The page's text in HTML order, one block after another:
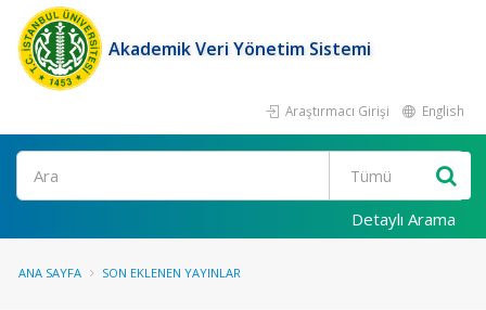
Akademik Veri Yönetim Sistemi
Araştırmacı Girişi English
Ara
Detaylı Arama
ANA SAYFA SON EKLENEN YAYINLAR